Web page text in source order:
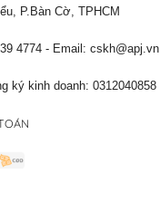
P.Bàn Cờ, TPHCM
4774 - Email: cskh@apj.vn
ký kinh doanh: 0312040858